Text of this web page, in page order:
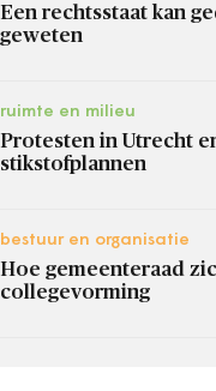
Een rechtsstaat kan
geweten
ruimte en milieu
Protesten in Utrecht
stikstofplannen
bestuur en organisatie
Hoe gemeenteraad
collegevorming